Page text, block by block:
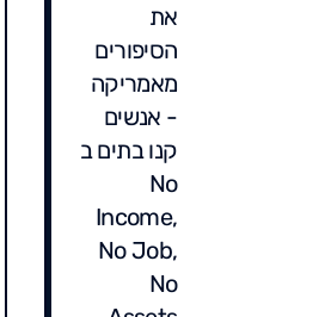
את
הסיפורים
מאמריקה
- אנשים
קנו בתים ב
No
Income,
No Job,
No